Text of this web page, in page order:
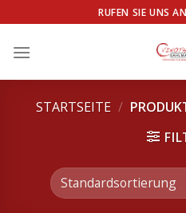
to
content
RUFEN SIE UNS
STARTSEITE /